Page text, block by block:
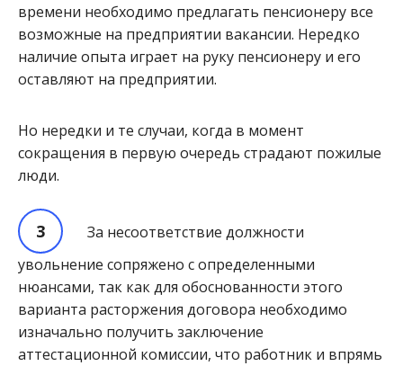
времени необходимо предлагать пенсионеру все
возможные на предприятии вакансии. Нередко
наличие опыта играет на руку пенсионеру и его
оставляют на предприятии.
Но нередки и те случаи, когда в момент
сокращения в первую очередь страдают пожилые
люди.
За несоответствие должности
увольнение сопряжено с определенными
нюансами, так как для обоснованности этого
варианта расторжения договора необходимо
изначально получить заключение
аттестационной комиссии, что работник и впрямь